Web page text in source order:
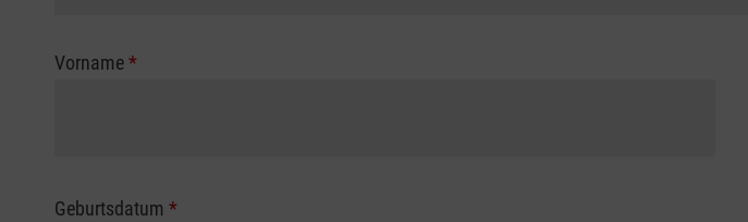
Vorname*
Geburtsdatum *